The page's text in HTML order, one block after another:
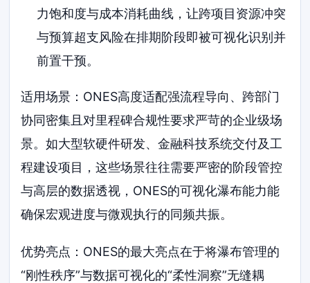
力饱和度与成本消耗曲线，让跨项目资源冲突
与预算超支风险在排期阶段即被可视化识别并
前置干预。
适用场景：ONES高度适配强流程导向、跨部门
协同密集且对里程碑合规性要求严苛的企业级场
景。如大型软硬件研发、金融科技系统交付及工
程建设项目，这些场景往往需要严密的阶段管控
与高层的数据透视，ONES的可视化瀑布能力能
确保宏观进度与微观执行的同频共振。
优势亮点：ONES的最大亮点在于将瀑布管理的
“刚性秩序”与数据可视化的“柔性洞察”无缝耦